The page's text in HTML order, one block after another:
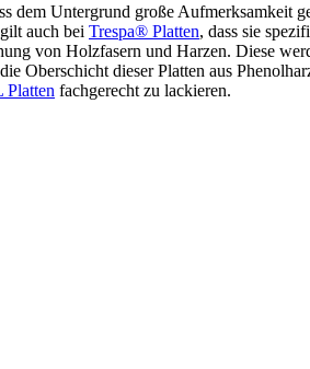
Untergrund große Aufmerksamkeit
auch bei Trespa® Platten, dass sie
von Holzfasern und Harzen. Diese
Oberschicht dieser Platten aus
Platten fachgerecht zu lackieren.